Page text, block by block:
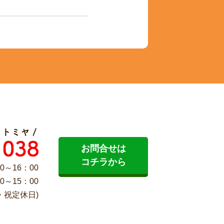
～16：00
～15：00
祝定休日)
お問合せは
コチラから